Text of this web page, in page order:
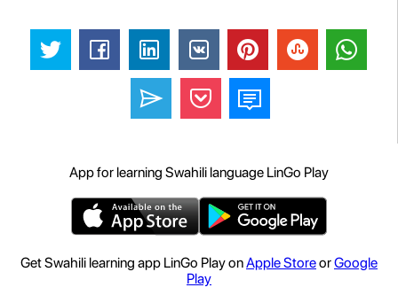
App for learning Swahili language LinGo Play
Get Swahili learning app LinGo Play onApple StoreorGoogle
Play